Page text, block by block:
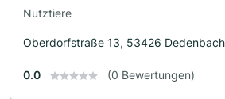
Nutztiere
Oberdorfstraße 13, 53426 Dedenbach
0.0 (0 Bewertungen)